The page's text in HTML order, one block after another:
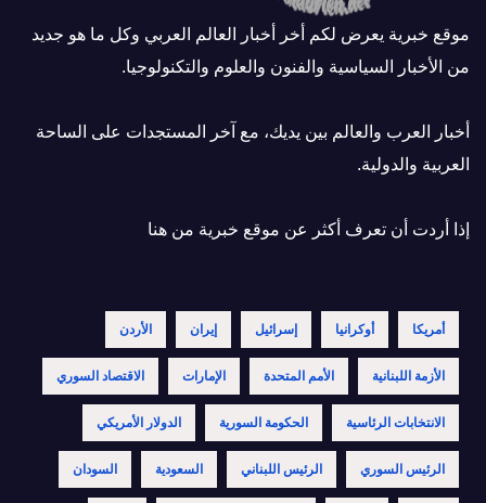
موقع خبرية يعرض لكم أخر أخبار العالم العربي وكل ما هو جديد
من الأخبار السياسية والفنون والعلوم والتكنولوجيا.
أخبار العرب والعالم بين يديك، مع آخر المستجدات على الساحة
العربية والدولية.
إذا أردت أن تعرف أكثر عن موقع خبرية من هنا
أمريكا أوكرانيا إسرائيل إيران الأردن
الأزمة اللبنانية الأمم المتحدة الإمارات الاقتصاد السوري
الانتخابات الرئاسية الحكومة السورية الدولار الأمريكي
الرئيس السوري الرئيس اللبناني السعودية السودان